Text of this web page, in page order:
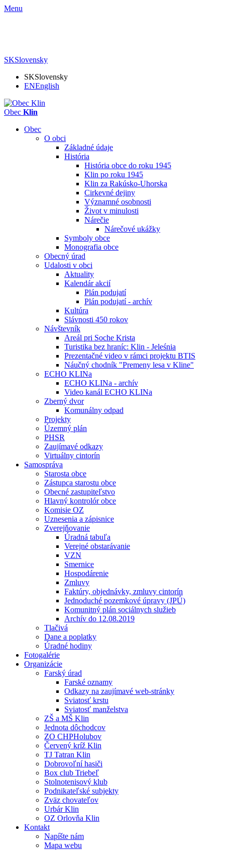
Menu
SKSlovensky
SKSlovensky
ENEnglish
Obec Klin
Obec
O obci
Základné údaje
História
História obce do roku 1945
Klin po roku 1945
Klin za Rakúsko-Uhorska
Cirkevné dejiny
Významné osobnosti
Život v minulosti
Nárečie
Nárečové ukážky
Symboly obce
Monografia obce
Obecný úrad
Udalosti v obci
Aktuality
Kalendár akcií
Plán podujatí
Plán podujatí - archív
Kultúra
Slávnosti 450 rokov
Návštevník
Areál pri Soche Krista
Turistika bez hraníc: Klin - Jeleśnia
Prezentačné video v rámci projektu BTIS
Náučný chodník "Premeny lesa v Kline"
ECHO KLINa
ECHO KLINa - archív
Video kanál ECHO KLINa
Zberný dvor
Komunálny odpad
Projekty
Územný plán
PHSR
Zaujímavé odkazy
Virtuálny cintorín
Samospráva
Starosta obce
Zástupca starostu obce
Obecné zastupiteľstvo
Hlavný kontrolór obce
Komisie OZ
Uznesenia a zápisnice
Zverejňovanie
Úradná tabuľa
Verejné obstarávanie
VZN
Smernice
Hospodárenie
Zmluvy
Faktúry, objednávky, zmluvy cintorín
Jednoduché pozemkové úpravy (JPÚ)
Komunitný plán sociálnych služieb
Archív do 12.08.2019
Tlačivá
Dane a poplatky
Úradné hodiny
Fotogalérie
Organizácie
Farský úrad
Farské oznamy
Odkazy na zaujímavé web-stránky
Sviatosť krstu
Sviatosť manželstva
ZŠ a MŠ Klin
Jednota dôchodcov
ZO CHPHolubov
Červený kríž Klin
TJ Tatran Klin
Dobrovoľní hasiči
Box club Triebeľ
Stolnotenisový klub
Podnikateľské subjekty
Zväz chovateľov
Urbár Klin
OZ Orlovňa Klin
Kontakt
Napíšte nám
Mapa webu